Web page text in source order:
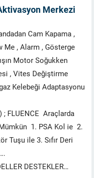
Merkezi
Cam Kapama ,
Me , Alarm , Gösterge
Motor Soğukken
, Vites Değiştirme
Kelebeği Adaptasyonu
; FLUENCE Araçlarda
1. PSA Kol ie 2.
Tuşu ile 3. Sıfır Deri
DESTEKLER…